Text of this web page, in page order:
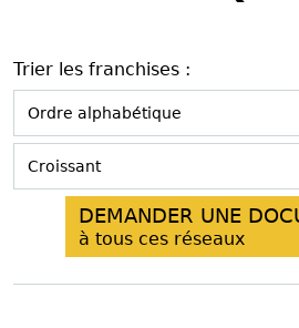
Trier les franchises :
DEMANDER UNE
à tous ces réseaux